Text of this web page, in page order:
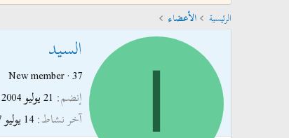
الرئيسية الأعضاء
السيد
New member·37
إنضم 21 يوليو 2004
آخر نشاط 14 يوليو 2007